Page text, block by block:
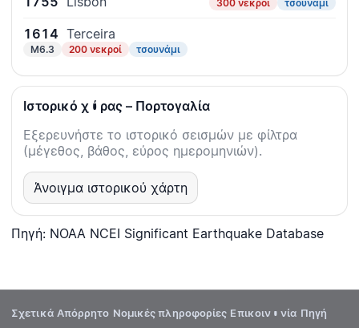
300 νεκροί τσουνάμι
1614 Terceira
M6.3 200 νεκροί τσουνάμι
Ιστορικό χώρας – Πορτογαλία
Εξερευνήστε το ιστορικό σεισμών με φίλτρα
(μέγεθος, βάθος, εύρος ημερομηνιών).
Άνοιγμα ιστορικού χάρτη
Πηγή: NOAA NCEI Significant Earthquake Database
Σχετικά Απόρρητο Νομικές πληροφορίες Επικοινωνία Πηγή